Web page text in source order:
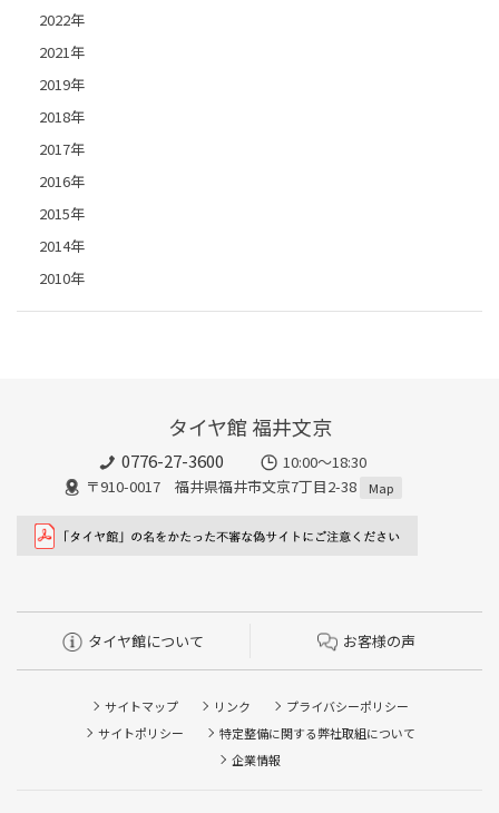
2022年
2021年
2019年
2018年
2017年
2016年
2015年
2014年
2010年
タイヤ館 福井文京
0776-27-3600
10:00～18:30
〒910-0017 福井県福井市文京7丁目2-38
Map
タイヤ館について お客様の声
サイトマップ リンク
プライバシーポリシー
サイトポリシー
特定整備に関する弊社取組について
企業情報